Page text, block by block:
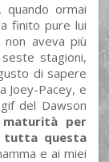
ormai
finito pure lui
non aveva più
stagioni,
di sapere
Joey-Pacey, e
del Dawson
per
tutta questa
e ai miei